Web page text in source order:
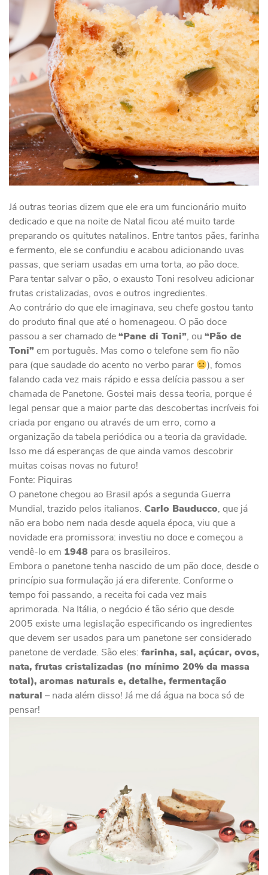
Já outras teorias dizem que ele era um funcionário muito
dedicado e que na noite de Natal ficou até muito tarde
preparando os quitutes natalinos. Entre tantos pães, farinha
e fermento, ele se confundiu e acabou adicionando uvas
passas, que seriam usadas em uma torta, ao pão doce.
Para tentar salvar o pão, o exausto Toni resolveu adicionar
frutas cristalizadas, ovos e outros ingredientes.
Ao contrário do que ele imaginava, seu chefe gostou tanto
do produto final que até o homenageou. O pão doce
passou a ser chamado de“Pane di Toni”, ou “Pão de
Toni”em português. Mas como o telefone sem fio não
para (que saudade do acento no verbo parar
), fomos
falando cada vez mais rápido e essa delícia passou a ser
chamada de Panetone. Gostei mais dessa teoria, porque é
legal pensar que a maior parte das descobertas incríveis foi
criada por engano ou através de um erro, como a
organização da tabela periódica ou a teoria da gravidade.
Isso me dá esperanças de que ainda vamos descobrir
muitas coisas novas no futuro!
Fonte: Piquiras
O panetone chegou ao Brasil após a segunda Guerra
Mundial, trazido pelos italianos. Carlo Bauducco, que já
não era bobo nem nada desde aquela época, viu que a
novidade era promissora: investiu no doce e começou a
vendê-lo em 1948 para os brasileiros.
Embora o panetone tenha nascido de um pão doce, desde o
princípio sua formulação já era diferente. Conforme o
tempo foi passando, a receita foi cada vez mais
aprimorada. Na Itália, o negócio é tão sério que desde
2005 existe uma legislação especificando os ingredientes
que devem ser usados para um panetone ser considerado
panetone de verdade. São eles: farinha, sal, açúcar, ovos,
nata, frutas cristalizadas (no mínimo 20% da massa
total), aromas naturais e, detalhe, fermentação
natural – nada além disso! Já me dá água na boca só de
pensar!